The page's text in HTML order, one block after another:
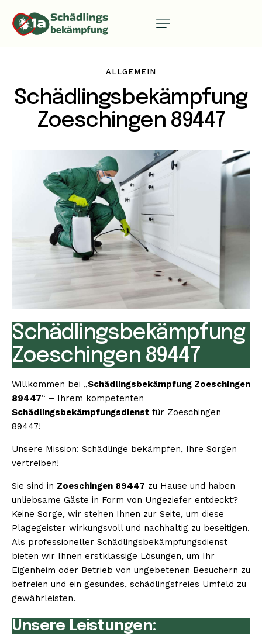
ALLGEMEIN
Schädlingsbekämpfung
Zoeschingen 89447
Schädlingsbekämpfung
Zoeschingen 89447
Willkommen bei „Schädlingsbekämpfung Zoeschingen
89447“ – Ihrem kompetenten
Schädlingsbekämpfungsdienst für Zoeschingen
89447!
Unsere Mission: Schädlinge bekämpfen, Ihre Sorgen
vertreiben!
Sie sind in Zoeschingen 89447 zu Hause und haben
unliebsame Gäste in Form von Ungeziefer entdeckt?
Keine Sorge, wir stehen Ihnen zur Seite, um diese
Plagegeister wirkungsvoll und nachhaltig zu beseitigen.
Als professioneller Schädlingsbekämpfungsdienst
bieten wir Ihnen erstklassige Lösungen, um Ihr
Eigenheim oder Betrieb von ungebetenen Besuchern zu
befreien und ein gesundes, schädlingsfreies Umfeld zu
gewährleisten.
Unsere Leistungen: